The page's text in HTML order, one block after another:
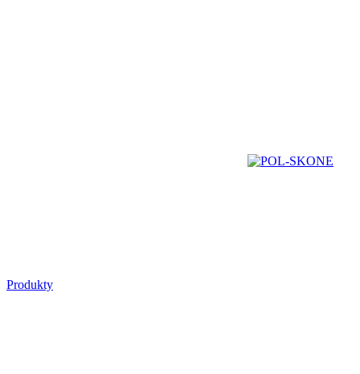
Produkty